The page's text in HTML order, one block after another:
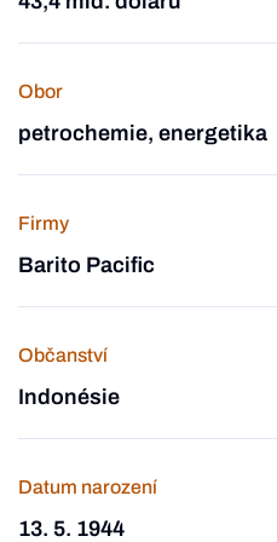
Obor
petrochemie, energetika
Firmy
Barito Pacific
Občanství
Indonésie
Datum narození
13. 5. 1944